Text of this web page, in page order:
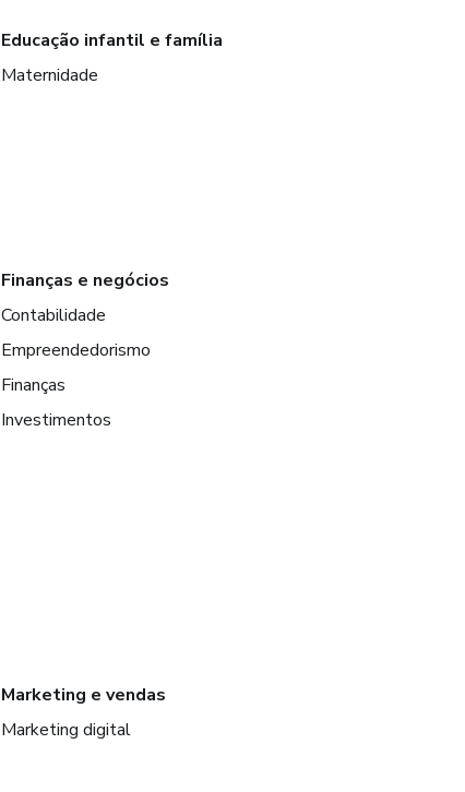
Educação infantil e família
Maternidade
Finanças e negócios
Contabilidade
Empreendedorismo
Finanças
Investimentos
Marketing e vendas
Marketing digital